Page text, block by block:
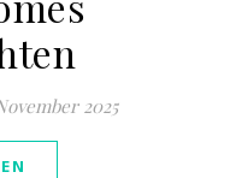
2025